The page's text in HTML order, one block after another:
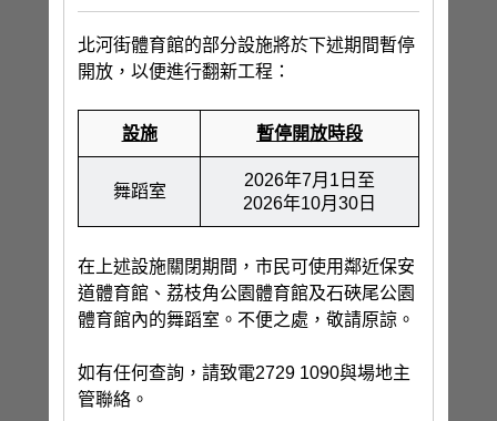
北河街體育館的部分設施將於下述期間暫停
開放，以便進行翻新工程：
設施 暫停開放時段
舞蹈室
2026年7月1日至
2026年10月30日
在上述設施關閉期間，市民可使用鄰近保安
道體育館、荔枝角公園體育館及石硤尾公園
體育館內的舞蹈室。不便之處，敬請原諒。
如有任何查詢，請致電2729 1090與場地主
管聯絡。